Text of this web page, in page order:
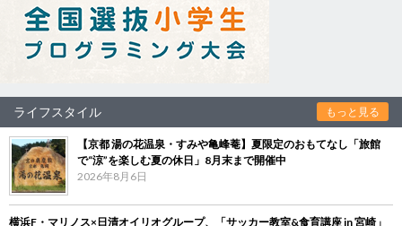
ライフスタイル もっと見る
【京都 湯の花温泉・すみや亀峰菴】夏限定のおもてなし「旅館
で“涼”を楽しむ夏の休日」8月末まで開催中
2026年8月6日
横浜F・マリノス×日清オイリオグループ、「サッカー教室&食育講座 in 宮崎」